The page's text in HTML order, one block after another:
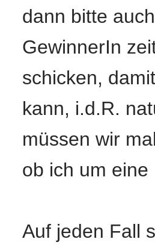
dann bitte
GewinnerIn
schicken,
kann, i.d.R.
müssen wir
ob ich um
Auf jeden Fall